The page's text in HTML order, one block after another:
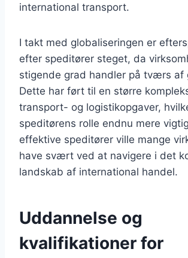
international transport.
I takt med globaliseringen er
efter speditører steget, da
stigende grad handler på tværs af
Dette har ført til en større
transport- og logistikopgaver,
speditørens rolle endnu mere
effektive speditører ville mange
have svært ved at navigere i det
landskab af international handel.
Uddannelse og
kvalifikationer for